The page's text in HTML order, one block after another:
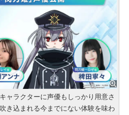
ャラクターに声優もしっかり用意さ
き込まれる今までにない体験を味わ